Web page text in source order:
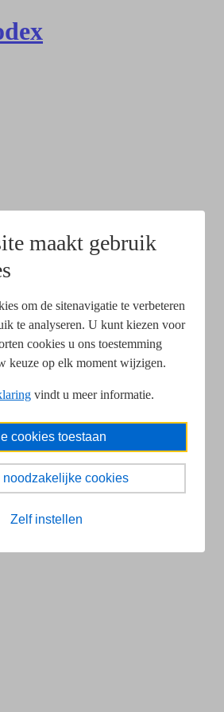
maakt gebruik
om de sitenavigatie te verbeteren
te analyseren. U kunt kiezen voor
cookies u ons toestemming
keuze op elk moment wijzigen.
vindt u meer informatie.
cookies toestaan
noodzakelijke cookies
Zelf instellen